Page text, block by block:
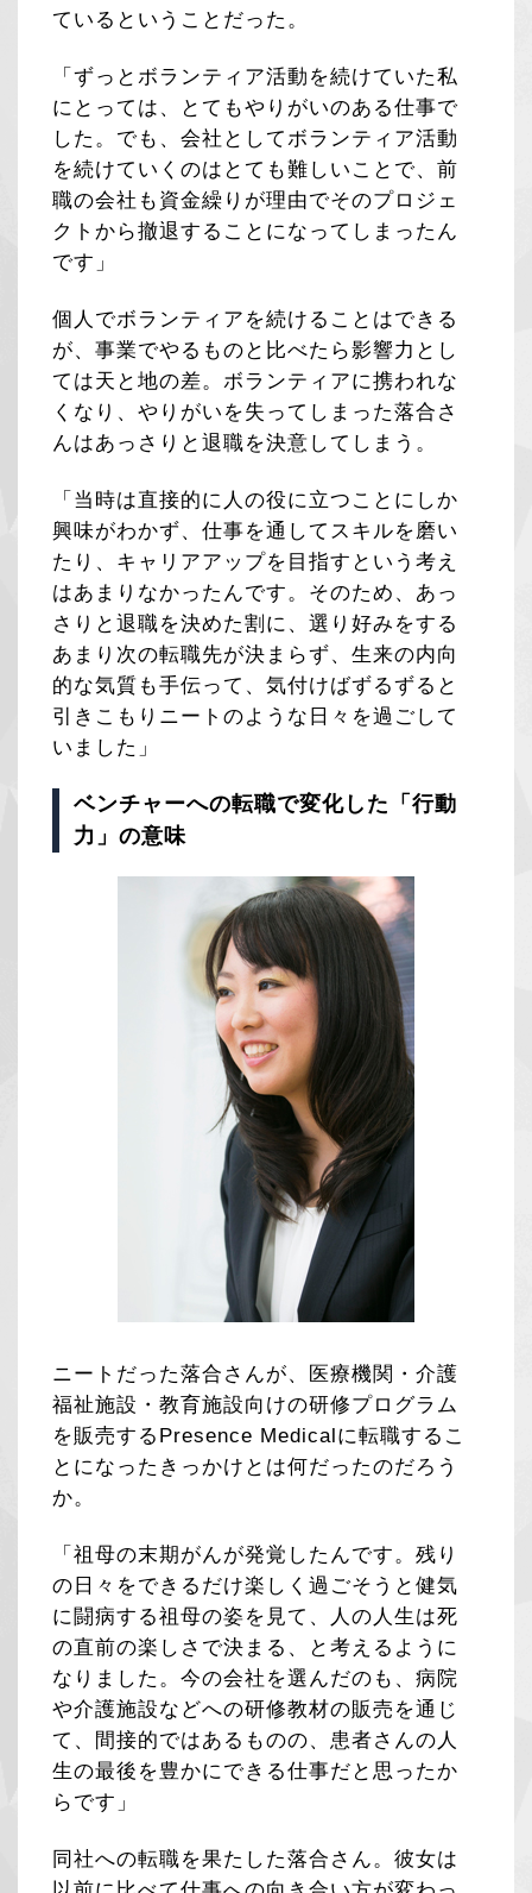
ているということだった。
「ずっとボランティア活動を続けていた私
にとっては、とてもやりがいのある仕事で
した。でも、会社としてボランティア活動
を続けていくのはとても難しいことで、前
職の会社も資金繰りが理由でそのプロジェ
クトから撤退することになってしまったん
です」
個人でボランティアを続けることはできる
が、事業でやるものと比べたら影響力とし
ては天と地の差。ボランティアに携われな
くなり、やりがいを失ってしまった落合さ
んはあっさりと退職を決意してしまう。
「当時は直接的に人の役に立つことにしか
興味がわかず、仕事を通してスキルを磨い
たり、キャリアアップを目指すという考え
はあまりなかったんです。そのため、あっ
さりと退職を決めた割に、選り好みをする
あまり次の転職先が決まらず、生来の内向
的な気質も手伝って、気付けばずるずると
引きこもりニートのような日々を過ごして
いました」
ベンチャーへの転職で変化した「行動
力」の意味
ニートだった落合さんが、医療機関・介護
福祉施設・教育施設向けの研修プログラム
を販売するPresence Medicalに転職するこ
とになったきっかけとは何だったのだろう
か。
「祖母の末期がんが発覚したんです。残り
の日々をできるだけ楽しく過ごそうと健気
に闘病する祖母の姿を見て、人の人生は死
の直前の楽しさで決まる、と考えるように
なりました。今の会社を選んだのも、病院
や介護施設などへの研修教材の販売を通じ
て、間接的ではあるものの、患者さんの人
生の最後を豊かにできる仕事だと思ったか
らです」
同社への転職を果たした落合さん。彼女は